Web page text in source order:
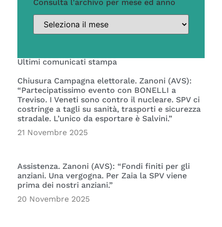
Consulta l'archivo per mese ed anno
Ultimi comunicati stampa
Chiusura Campagna elettorale. Zanoni (AVS):
“Partecipatissimo evento con BONELLI a
Treviso. I Veneti sono contro il nucleare. SPV ci
costringe a tagli su sanità, trasporti e sicurezza
stradale. L’unico da esportare è Salvini.”
21 Novembre 2025
Assistenza. Zanoni (AVS): “Fondi finiti per gli
anziani. Una vergogna. Per Zaia la SPV viene
prima dei nostri anziani.”
20 Novembre 2025